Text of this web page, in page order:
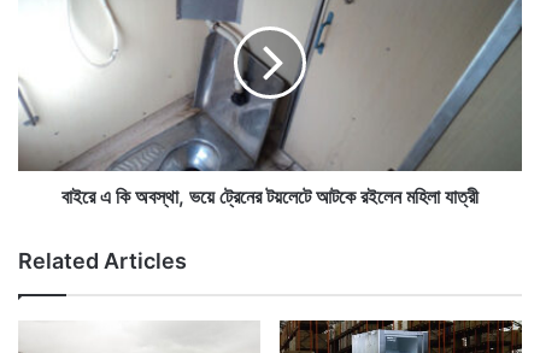
স্বামীকে বিষয়টি নিয়ে জিজ্ঞেস করায় তিনি অবলীলায় জানিয়ে দেন
এটা তাঁর পেশাগত জীবনে সাহায্য করে। তিনি মানসিক চাপ মুক্ত
করতে এই সম্পর্ক তৈরি করেন।
ক
উ
ন্ন
ছা
পি
য়ে
অ
ব
স্থা
,
নে
র
ট
বাইরে এ কি অবস্থা, ভয়ে ট্রেনের টয়লেটে আটকে রইলেন মহিলা যাত্রী
Related Articles